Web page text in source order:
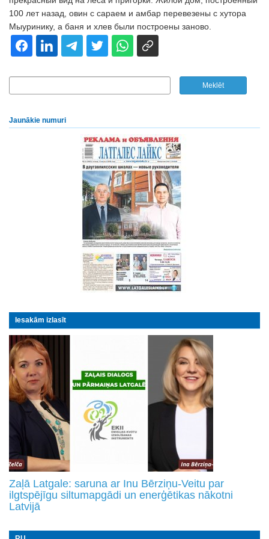
100 лет назад, овин с сараем и амбар перевезены с хутора
Мыуринику, а баня и хлев были построены заново.
Jaunākie numuri
Iesakām izlasīt
Zaļā Latgale: saruna ar Inu Bērziņu-Veitu par
ilgtspējīgu siltumapgādi un enerģētikas nākotni
Latvijā